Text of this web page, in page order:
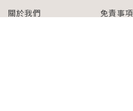
關於我們
免責事項